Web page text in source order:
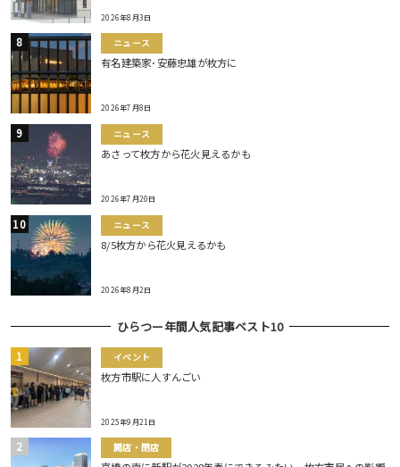
2026年8月3日
ニュース
有名建築家･安藤忠雄が枚方に
2026年7月8日
ニュース
あさって枚方から花火見えるかも
2026年7月20日
ニュース
8/5枚方から花火見えるかも
2026年8月2日
ひらつー年間人気記事ベスト10
イベント
枚方市駅に人すんごい
2025年9月21日
開店・閉店